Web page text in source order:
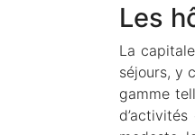
Les
La
séjours, y
gamme